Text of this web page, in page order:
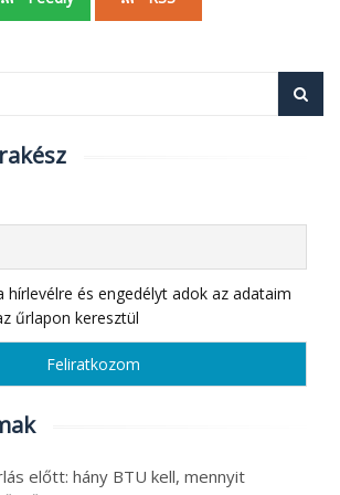
hírlevélre és engedélyt adok az adataim
űrlapon keresztül
előtt: hány BTU kell, mennyit